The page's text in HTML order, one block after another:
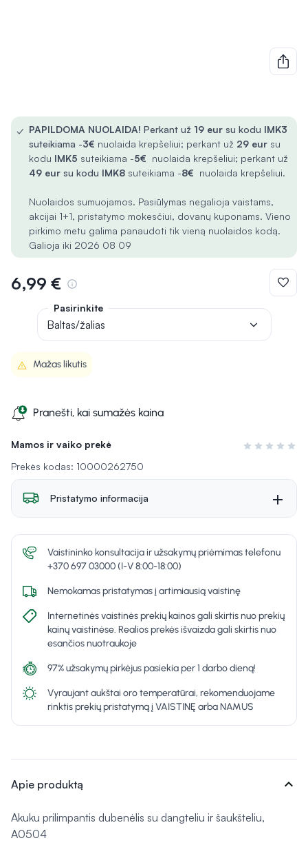
Mamos ir vaiko prekė
Įvertinimas 0
Prekės kodas: 10000262750
Mažas likutis
✓ PAPILDOMA NUOLAIDA! Perkant už 19 eur su kodu IMK3
suteikiama -3€ nuolaida krepšeliui; perkant už 29 eur su
kodu IMK5 suteikiama -5€ nuolaida krepšeliui; perkant už
49 eur su kodu IMK8 suteikiama -8€ nuolaida krepšeliui.
Nuolaidos sumuojamos. Pasiūlymas negalioja vaistams,
akcijai 1+1, pristatymo mokesčiui, dovanų kuponams. Vieno
pirkimo metu galima panaudoti tik vieną nuolaidos kodą.
Galioja iki 2026 08 09
6,99 €
Pranešti, kai sumažės kaina
Pasirinkite
Baltas/žalias
Pristatymo informacija
Vaistininko konsultacija ir užsakymų priėmimas telefonu
+370 697 03000 (I-V 8:00-18:00)
Nemokamas pristatymas į artimiausią vaistinę
Internetinės vaistinės prekių kainos gali skirtis nuo prekių
kainų vaistinėse. Realios prekės išvaizda gali skirtis nuo
esančios nuotraukoje
97% užsakymų pirkėjus pasiekia per 1 darbo dieną!
Vyraujant aukštai oro temperatūrai, rekomenduojame
rinktis prekių pristatymą į VAISTINĘ arba NAMUS
Apie produktą expand_more
Akuku prilimpantis dubenėlis su dangteliu ir šaukšteliu,
A0504